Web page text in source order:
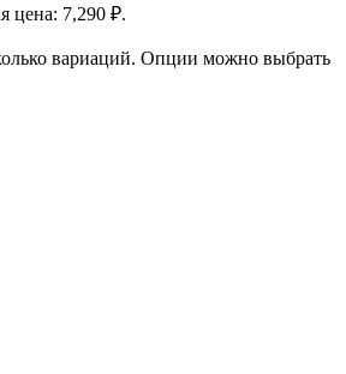
цена: 7,290 ₽.
вариаций. Опции можно выбрать